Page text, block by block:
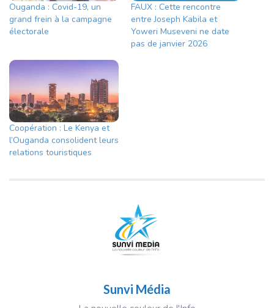
Ouganda : Covid-19, un
grand frein à la campagne
électorale
FAUX : Cette rencontre
entre Joseph Kabila et
Yoweri Museveni ne date
pas de janvier 2026
Coopération : Le Kenya et
l’Ouganda consolident leurs
relations touristiques
Sunvi Média